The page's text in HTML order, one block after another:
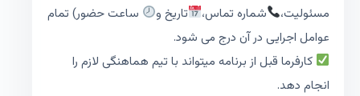
مسئولیت،
شماره تماس، تاریخ و
ساعت حضور) تمام
عوامل اجرایی در آن درج می شود.
کارفرما قبل از برنامه میتواند با تیم هماهنگی لازم را
انجام دهد.